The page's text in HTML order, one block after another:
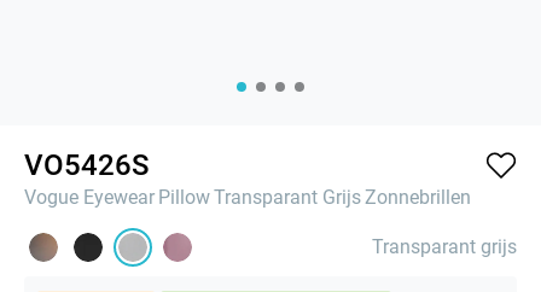
VO5426S
Vogue Eyewear PillowTransparant GrijsZonnebrillen
Transparant grijs